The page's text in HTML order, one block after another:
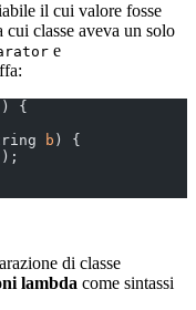
il cui valore fosse
cui classe aveva un solo
e
{
b ) {
di classe
lambda come sintassi